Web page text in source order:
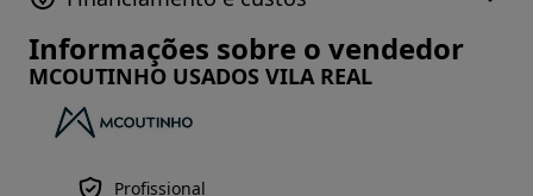
Informações sobre o vendedor
MCOUTINHO USADOS VILA REAL
Profissional